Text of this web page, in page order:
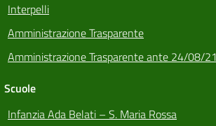
Interpelli
Amministrazione Trasparente
Amministrazione Trasparente ante 24/08/21
Scuole
Infanzia Ada Belati – S. Maria Rossa